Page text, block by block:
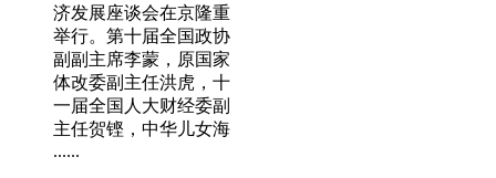
济发展座谈会在京隆重
举行。第十届全国政协
副副主席李蒙，原国家
体改委副主任洪虎，十
一届全国人大财经委副
主任贺铿，中华儿女海
......